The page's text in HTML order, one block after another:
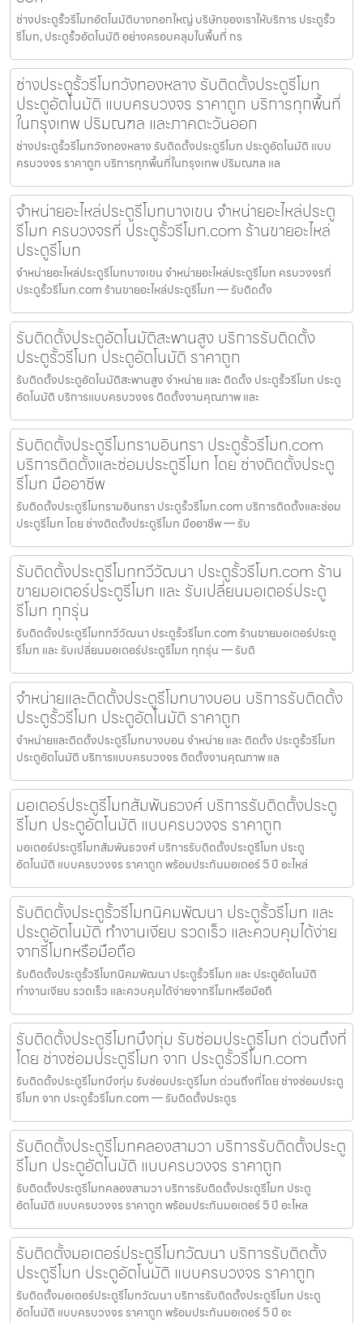
ช่างประตูรั้วรีโมทอัตโนมัติบางกอกใหญ่ บริษัทของเราให้บริการ ประตูรั้ว
รีโมท, ประตูรั้วอัตโนมัติ อย่างครอบคลุมในพื้นที่ กร
ช่างประตูรั้วรีโมทวังทองหลาง รับติดตั้งประตูรีโมท
ประตูอัตโนมัติ แบบครบวงจร ราคาถูก บริการทุกพื้นที่
ในกรุงเทพ ปริมณฑล และภาคตะวันออก
ช่างประตูรั้วรีโมทวังทองหลาง รับติดตั้งประตูรีโมท ประตูอัตโนมัติ แบบ
ครบวงจร ราคาถูก บริการทุกพื้นที่ในกรุงเทพ ปริมณฑล แล
จำหน่ายอะไหล่ประตูรีโมทบางเขน จำหน่ายอะไหล่ประตู
รีโมท ครบวงจรที่ ประตูรั้วรีโมท.com ร้านขายอะไหล่
ประตูรีโมท
จำหน่ายอะไหล่ประตูรีโมทบางเขน จำหน่ายอะไหล่ประตูรีโมท ครบวงจรที่
ประตูรั้วรีโมท.com ร้านขายอะไหล่ประตูรีโมท — รับติดตั้ง
รับติดตั้งประตูอัตโนมัติสะพานสูง บริการรับติดตั้ง
ประตูรั้วรีโมท ประตูอัตโนมัติ ราคาถูก
รับติดตั้งประตูอัตโนมัติสะพานสูง จำหน่าย และ ติดตั้ง ประตูรั้วรีโมท ประตู
อัตโนมัติ บริการแบบครบวงจร ติดตั้งงานคุณภาพ และ
รับติดตั้งประตูรีโมทรามอินทรา ประตูรั้วรีโมท.com
บริการติดตั้งและซ่อมประตูรีโมท โดย ช่างติดตั้งประตู
รีโมท มืออาชีพ
รับติดตั้งประตูรีโมทรามอินทรา ประตูรั้วรีโมท.com บริการติดตั้งและซ่อม
ประตูรีโมท โดย ช่างติดตั้งประตูรีโมท มืออาชีพ — รับ
รับติดตั้งประตูรีโมททวีวัฒนา ประตูรั้วรีโมท.com ร้าน
ขายมอเตอร์ประตูรีโมท และ รับเปลี่ยนมอเตอร์ประตู
รีโมท ทุกรุ่น
รับติดตั้งประตูรีโมททวีวัฒนา ประตูรั้วรีโมท.com ร้านขายมอเตอร์ประตู
รีโมท และ รับเปลี่ยนมอเตอร์ประตูรีโมท ทุกรุ่น — รับติ
จำหน่ายและติดตั้งประตูรีโมทบางบอน บริการรับติดตั้ง
ประตูรั้วรีโมท ประตูอัตโนมัติ ราคาถูก
จำหน่ายและติดตั้งประตูรีโมทบางบอน จำหน่าย และ ติดตั้ง ประตูรั้วรีโมท
ประตูอัตโนมัติ บริการแบบครบวงจร ติดตั้งงานคุณภาพ แล
มอเตอร์ประตูรีโมทสัมพันธวงศ์ บริการรับติดตั้งประตู
รีโมท ประตูอัตโนมัติ แบบครบวงจร ราคาถูก
มอเตอร์ประตูรีโมทสัมพันธวงศ์ บริการรับติดตั้งประตูรีโมท ประตู
อัตโนมัติ แบบครบวงจร ราคาถูก พร้อมประกันมอเตอร์ 5 ปี อะไหล่
รับติดตั้งประตูรั้วรีโมทนิคมพัฒนา ประตูรั้วรีโมท และ
ประตูอัตโนมัติ ทำงานเงียบ รวดเร็ว และควบคุมได้ง่าย
จากรีโมทหรือมือถือ
รับติดตั้งประตูรั้วรีโมทนิคมพัฒนา ประตูรั้วรีโมท และ ประตูอัตโนมัติ
ทำงานเงียบ รวดเร็ว และควบคุมได้ง่ายจากรีโมทหรือมือถื
รับติดตั้งประตูรีโมทบึงกุ่ม รับซ่อมประตูรีโมท ด่วนถึงที่
โดย ช่างซ่อมประตูรีโมท จาก ประตูรั้วรีโมท.com
รับติดตั้งประตูรีโมทบึงกุ่ม รับซ่อมประตูรีโมท ด่วนถึงที่โดย ช่างซ่อมประตู
รีโมท จาก ประตูรั้วรีโมท.com — รับติดตั้งประตูร
รับติดตั้งประตูรีโมทคลองสามวา บริการรับติดตั้งประตู
รีโมท ประตูอัตโนมัติ แบบครบวงจร ราคาถูก
รับติดตั้งประตูรีโมทคลองสามวา บริการรับติดตั้งประตูรีโมท ประตู
อัตโนมัติ แบบครบวงจร ราคาถูก พร้อมประกันมอเตอร์ 5 ปี อะไหล
รับติดตั้งมอเตอร์ประตูรีโมทวัฒนา บริการรับติดตั้ง
ประตูรีโมท ประตูอัตโนมัติ แบบครบวงจร ราคาถูก
รับติดตั้งมอเตอร์ประตูรีโมทวัฒนา บริการรับติดตั้งประตูรีโมท ประตู
อัตโนมัติ แบบครบวงจร ราคาถูก พร้อมประกันมอเตอร์ 5 ปี อะ